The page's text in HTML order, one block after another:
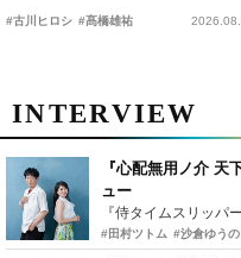
時上映決定
#古川ヒロシ #髙橋雄祐
INTERVIEW
『心配無用ノ介 天
ュー
#田村ツトム #沙倉ゆうの